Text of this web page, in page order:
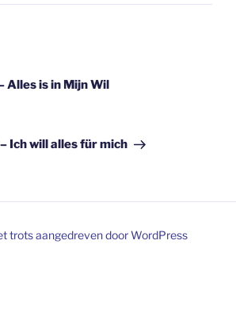
Alles is in Mijn Wil
Ich will alles für mich
trots aangedreven door WordPress